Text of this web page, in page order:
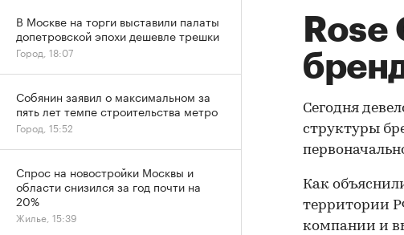
Сегодня
структуры
Как
территории
компании и
В Москве на торги выставили палаты
допетровской эпохи дешевле трешки
Город, 18:07
Собянин заявил о максимальном за
пять лет темпе строительства метро
Город, 15:52
Спрос на новостройки Москвы и
области снизился за год почти на
20%
Жилье, 15:39